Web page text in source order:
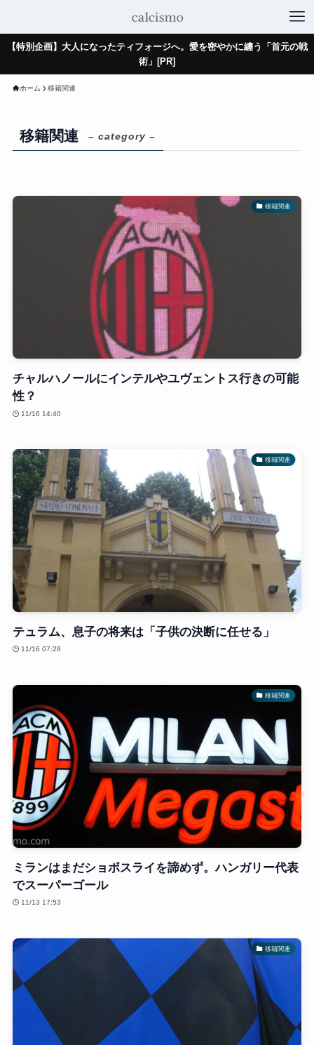
【特別企画】大人になったティフォージへ。愛を密やかに纏う「首元の戦
術」[PR]
ホーム 移籍関連
移籍関連 – category –
移籍関連
チャルハノールにインテルやユヴェントス行きの可能
性？
11/16 14:40
移籍関連
テュラム、息子の将来は「子供の決断に任せる」
11/16 07:28
移籍関連
ミランはまだショボスライを諦めず。ハンガリー代表
でスーパーゴール
11/13 17:53
移籍関連